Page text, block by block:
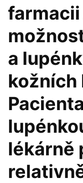
a
kožních
lékárně